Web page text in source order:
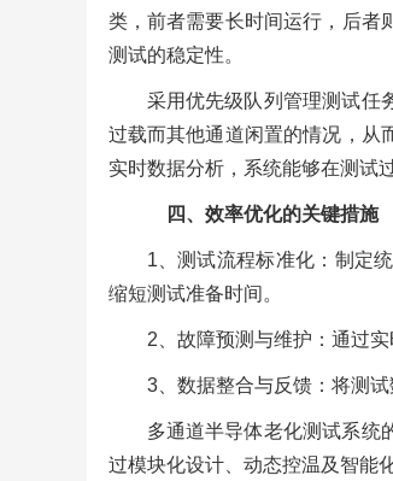
类，前者需要长时间运行，后者
测试的稳定性。
采用优先级队列管理测试任
过载而其他通道闲置的情况，从
实时数据分析，系统能够在测试
四、效率优化的关键措施
1、测试流程标准化：制定
缩短测试准备时间。
2、故障预测与维护：通过
3、数据整合与反馈：将测
多通道半导体老化测试系统
过模块化设计、动态控温及智能